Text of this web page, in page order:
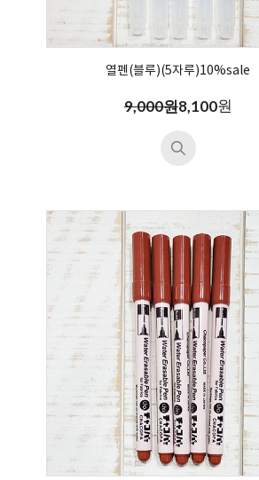
열펜(블루)(5자루)10%sale
9,000원8,100원